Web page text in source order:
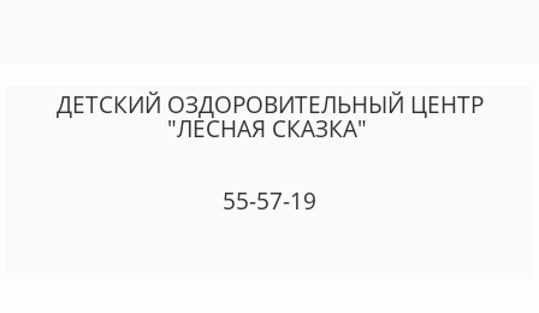
ДЕТСКИЙ ОЗДОРОВИТЕЛЬНЫЙ ЦЕНТР
"ЛЕСНАЯ СКАЗКА"
55-57-19